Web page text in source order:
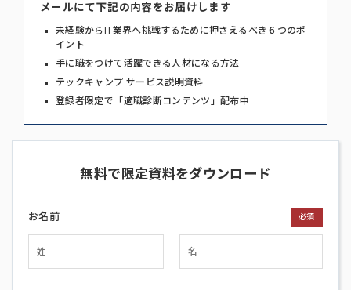
メールにて下記の内容をお届けします
未経験からIT業界へ挑戦するために押さえるべき６つのポ
イント
手に職をつけて活躍できる人材になる方法
テックキャンプ サービス説明資料
登録者限定で「適職診断コンテンツ」配布中
無料で限定資料をダウンロード
お名前 必須